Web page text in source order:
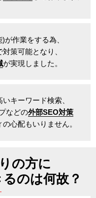
が作業をする為、
策可能となり、
が実現しました。
キーワード検索、
などの外部SEO対策
心配もいりません。
の方に
のは何故？